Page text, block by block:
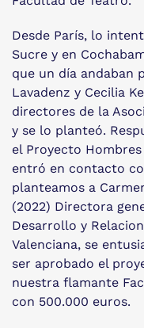
Desde París, lo
Sucre y en
que un día andaban
Lavadenz y Cecilia
directores de la
y se lo planteó.
el Proyecto
entró en contacto
planteamos a
(2022) Directora
Desarrollo y
Valenciana, se
ser aprobado el
nuestra flamante
con 500.000 euros.